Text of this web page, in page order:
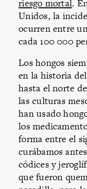
riesgo mortal.
Unidos, la
ocurren entre
cada 100 000
Los hongos
en la historia
hasta el norte
las culturas
han usado
los
forma entre el
curábamos
códices y
que fueron